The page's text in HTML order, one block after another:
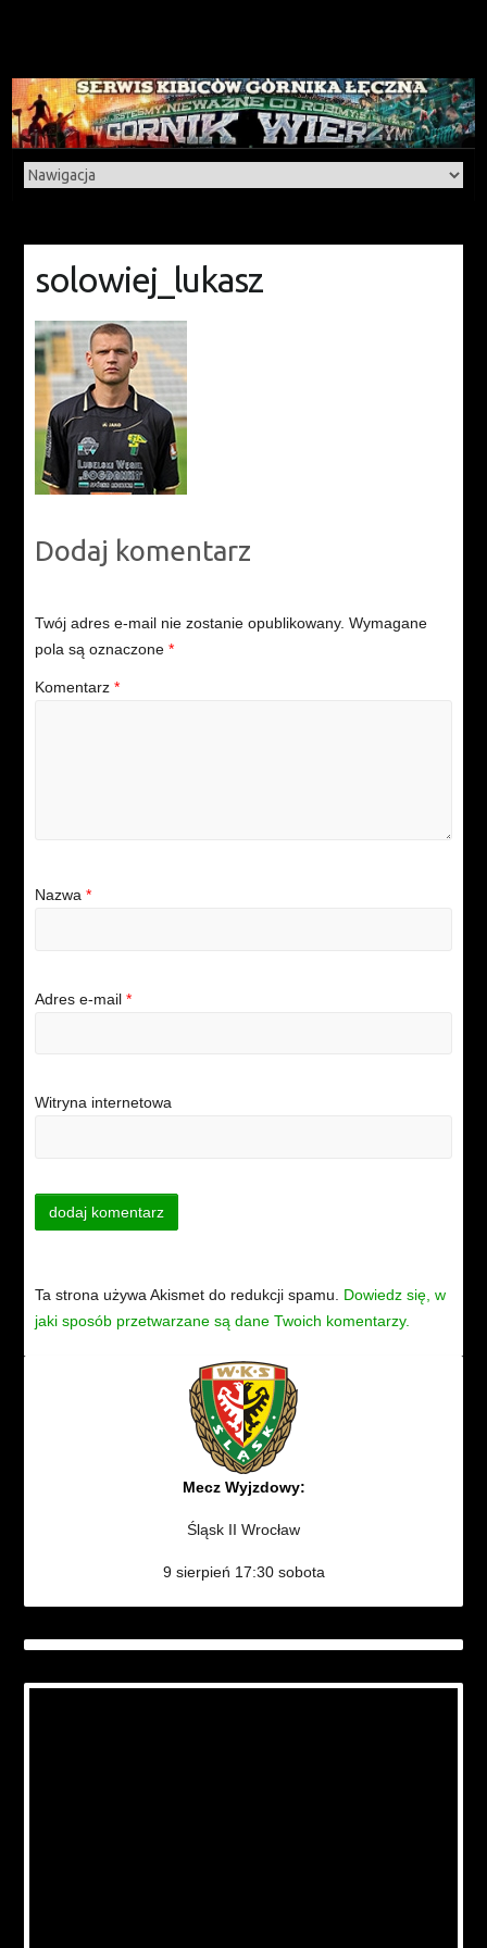
solowiej_lukasz
Dodaj komentarz
Twój adres e-mail nie zostanie opublikowany. Wymagane
pola są oznaczone *
Komentarz *
Nazwa *
Adres e-mail *
Witryna internetowa
Ta strona używa Akismet do redukcji spamu. Dowiedz się, w
jaki sposób przetwarzane są dane Twoich komentarzy.
Mecz Wyjzdowy:
Śląsk II Wrocław
9 sierpień 17:30 sobota